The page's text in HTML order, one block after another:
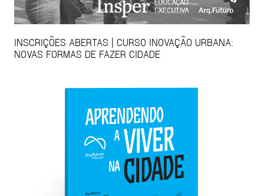
INSCRIÇÕES ABERTAS | CURSO INOVAÇÃO URBANA:
NOVAS FORMAS DE FAZER CIDADE